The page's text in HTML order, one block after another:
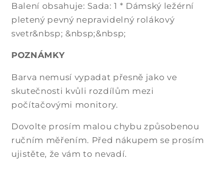
Balení obsahuje: Sada: 1 * Dámský ležérní
pletený pevný nepravidelný rolákový
svetr&nbsp; &nbsp;&nbsp;
POZNÁMKY
Barva nemusí vypadat přesně jako ve
skutečnosti kvůli rozdílům mezi
počítačovými monitory.
Dovolte prosím malou chybu způsobenou
ručním měřením. Před nákupem se prosím
ujistěte, že vám to nevadí.